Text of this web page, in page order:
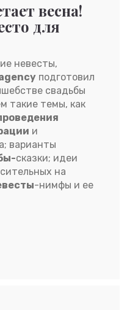
весна!
для
невесты,
подготовил
свадьбы
такие темы, как
и
варианты
сказки; идеи
на
-нимфы и ее